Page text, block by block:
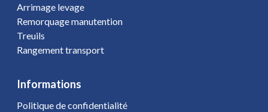
Arrimage levage
Remorquage manutention
Treuils
Rangement transport
Informations
Politique de confidentialité